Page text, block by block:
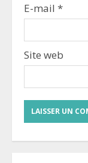
E-mail *
Site web